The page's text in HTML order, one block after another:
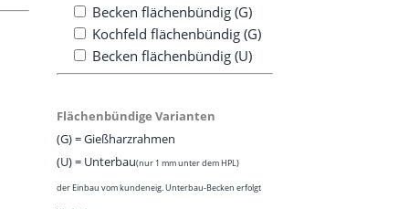
Becken flä­chen­bün­dig (G)
Koch­feld flä­chen­bün­dig (G)
Becken flä­chen­bün­dig (U)
Flä­chen­bün­di­ge Varianten
(G) = Gießharzrahmen
(U) = Unter­bau(nur 1 mm unter dem HPL)
der Ein­bau vom kun­deneig. Unter­bau-Becken erfolgt